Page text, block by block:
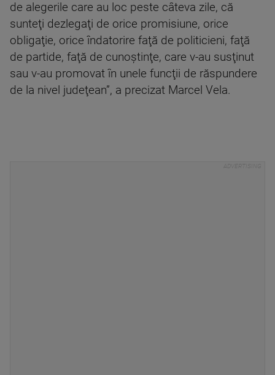
de alegerile care au loc peste câteva zile, că
sunteţi dezlegaţi de orice promisiune, orice
obligaţie, orice îndatorire faţă de politicieni, faţă
de partide, faţă de cunoştinţe, care v-au susţinut
sau v-au promovat în unele funcţii de răspundere
de la nivel judeţean”, a precizat Marcel Vela.